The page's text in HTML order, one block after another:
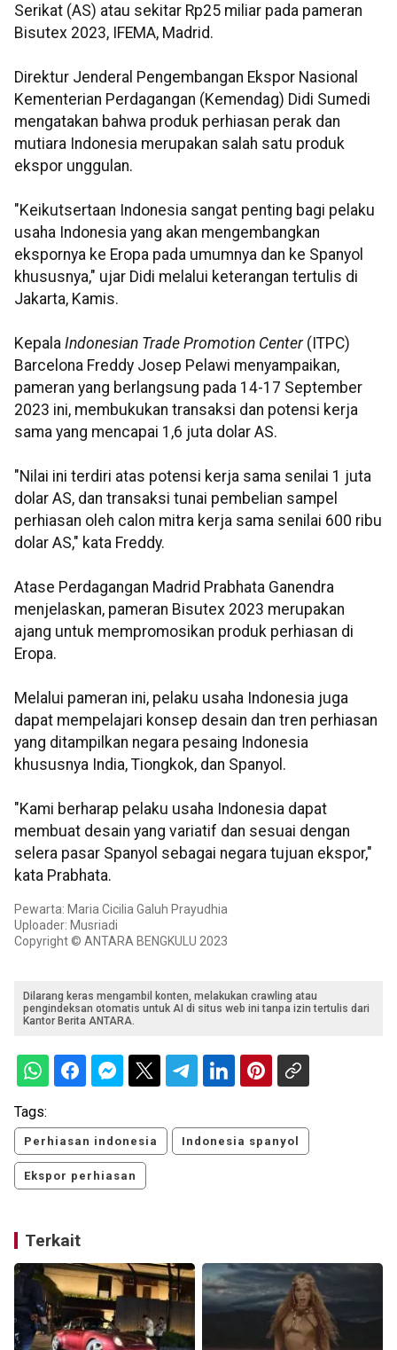
Serikat (AS) atau sekitar Rp25 miliar pada pameran
Bisutex 2023, IFEMA, Madrid.
Direktur Jenderal Pengembangan Ekspor Nasional
Kementerian Perdagangan (Kemendag) Didi Sumedi
mengatakan bahwa produk perhiasan perak dan
mutiara Indonesia merupakan salah satu produk
ekspor unggulan.
"Keikutsertaan Indonesia sangat penting bagi pelaku
usaha Indonesia yang akan mengembangkan
ekspornya ke Eropa pada umumnya dan ke Spanyol
khususnya," ujar Didi melalui keterangan tertulis di
Jakarta, Kamis.
Kepala Indonesian Trade Promotion Center(ITPC)
Barcelona Freddy Josep Pelawi menyampaikan,
pameran yang berlangsung pada 14-17 September
2023 ini, membukukan transaksi dan potensi kerja
sama yang mencapai 1,6 juta dolar AS.
"Nilai ini terdiri atas potensi kerja sama senilai 1 juta
dolar AS, dan transaksi tunai pembelian sampel
perhiasan oleh calon mitra kerja sama senilai 600 ribu
dolar AS," kata Freddy.
Atase Perdagangan Madrid Prabhata Ganendra
menjelaskan, pameran Bisutex 2023 merupakan
ajang untuk mempromosikan produk perhiasan di
Eropa.
Melalui pameran ini, pelaku usaha Indonesia juga
dapat mempelajari konsep desain dan tren perhiasan
yang ditampilkan negara pesaing Indonesia
khususnya India, Tiongkok, dan Spanyol.
"Kami berharap pelaku usaha Indonesia dapat
membuat desain yang variatif dan sesuai dengan
selera pasar Spanyol sebagai negara tujuan ekspor,"
kata Prabhata.
Pewarta: Maria Cicilia Galuh Prayudhia
Uploader: Musriadi
Copyright © ANTARA BENGKULU 2023
Dilarang keras mengambil konten, melakukan crawling atau
pengindeksan otomatis untuk AI di situs web ini tanpa izin tertulis dari
Kantor Berita ANTARA.
Tags:
Perhiasan indonesia Indonesia spanyol
Ekspor perhiasan
Terkait